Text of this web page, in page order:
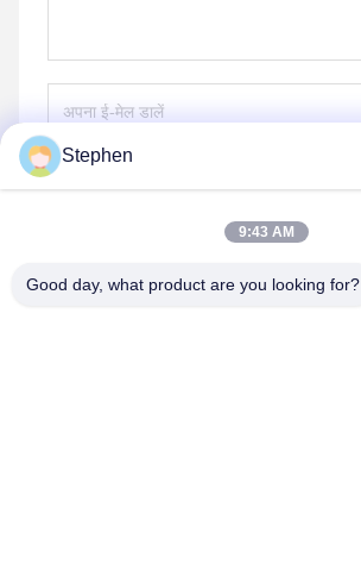
Stephen
9:43 AM
Good day, what product are you looking for?